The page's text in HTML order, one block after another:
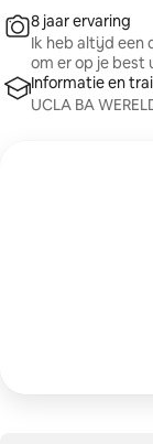
8 jaar ervaring
Ik heb altijd een
om er op je best
Informatie en
UCLA BA